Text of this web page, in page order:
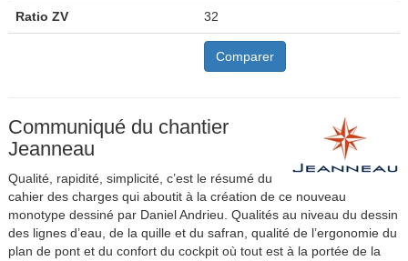
Ratio ZV 32
Comparer
Communiqué du chantier
Jeanneau
Qualité, rapidité, simplicité, c’est le résumé du
cahier des charges qui aboutit à la création de ce nouveau
monotype dessiné par Daniel Andrieu. Qualités au niveau du dessin
des lignes d’eau, de la quille et du safran, qualité de l’ergonomie du
plan de pont et du confort du cockpit où tout est à la portée de la